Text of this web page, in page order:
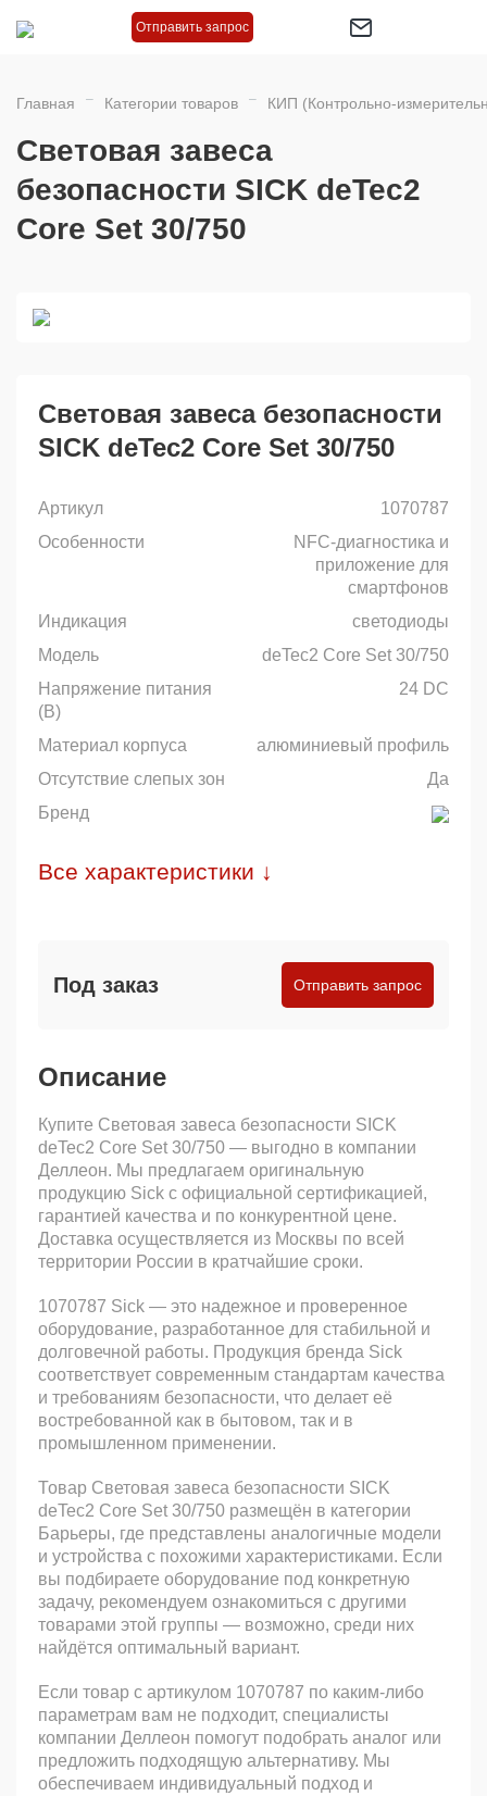
Отправить запрос
Главная Категории товаров КИП (Контрольно-
Световая завеса
безопасности SICK deTec2
Core Set 30/750
Световая завеса безопасности
SICK deTec2 Core Set 30/750
Артикул
1070787
Особенности
NFC-диагностика и
приложение для
смартфонов
Индикация
светодиоды
Модель
deTec2 Core Set 30/750
Напряжение питания
(В)
24 DC
Материал корпуса
алюминиевый профиль
Отсутствие слепых зон
Да
Бренд
Все характеристики ↓
Под заказ Отправить запрос
Описание
Купите Световая завеса безопасности SICK
deTec2 Core Set 30/750 — выгодно в компании
Деллеон. Мы предлагаем оригинальную
продукцию Sick с официальной сертификацией,
гарантией качества и по конкурентной цене.
Доставка осуществляется из Москвы по всей
территории России в кратчайшие сроки.
1070787 Sick — это надежное и проверенное
оборудование, разработанное для стабильной и
долговечной работы. Продукция бренда Sick
соответствует современным стандартам качества
и требованиям безопасности, что делает её
востребованной как в бытовом, так и в
промышленном применении.
Товар Световая завеса безопасности SICK
deTec2 Core Set 30/750 размещён в категории
Барьеры, где представлены аналогичные модели
и устройства с похожими характеристиками. Если
вы подбираете оборудование под конкретную
задачу, рекомендуем ознакомиться с другими
товарами этой группы — возможно, среди них
найдётся оптимальный вариант.
Если товар с артикулом 1070787 по каким-либо
параметрам вам не подходит, специалисты
компании Деллеон помогут подобрать аналог или
предложить подходящую альтернативу. Мы
обеспечиваем индивидуальный подход и